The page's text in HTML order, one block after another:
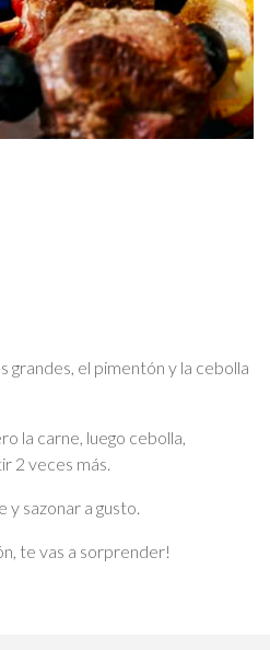
grandes, el pimentón y la cebolla
la carne, luego cebolla,
2 veces más.
y sazonar a gusto.
te vas a sorprender!